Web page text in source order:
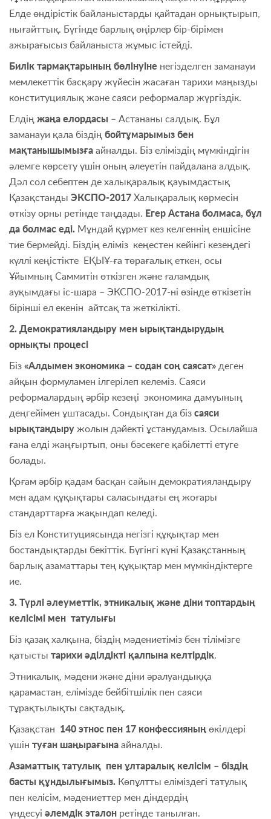
Елде өндірістік байланыстарды қайтадан орнықтырып,
нығайттық. Бүгінде барлық өңірлер бір-бірімен
ажырағысыз байланыста жұмыс істейді.
Билік тармақтарының бөлінуіне негізделген заманауи
мемлекеттік басқару жүйесін жасаған тарихи маңызды
конституциялық және саяси реформалар жүргіздік.
Елдің жаңа елордасы – Астананы салдық. Бұл
заманауи қала біздің бойтұмарымыз бен
мақтанышымызға айналды. Біз еліміздің мүмкіндігін
әлемге көрсету үшін оның әлеуетін пайдалана алдық.
Дәл сол себептен де халықаралық қауымдастық
Қазақстанды ЭКСПО-2017 Халықаралық көрмесін
өткізу орны ретінде таңдады. Егер Астана болмаса, бұл
да болмас еді. Мұндай құрмет кез келгеннің еншісіне
тие бермейді. Біздің еліміз кеңестен кейінгі кезеңдегі
күллі кеңістікте ЕҚЫҰ-ға төрағалық еткен, осы
Ұйымның Саммитін өткізген және ғаламдық
ауқымдағы іс-шара – ЭКСПО-2017-ні өзінде өткізетін
бірінші ел екенін айтсақ та жеткілікті.
2. Демократияландыру мен ырықтандырудың
орнықты процесі
Біз «Алдымен экономика – cодан соң саясат» деген
айқын формуламен ілгерілеп келеміз. Саяси
реформалардың әрбір кезеңі экономика дамуының
деңгейімен ұштасады. Сондықтан да біз саяси
ырықтандыру жолын дәйекті ұстанудамыз. Осылайша
ғана елді жаңғыртып, оны бәсекеге қабілетті етуге
болады.
Қоғам әрбір қадам басқан сайын демократияландыру
мен адам құқықтары саласындағы ең жоғары
стандарттарға жақындап келеді.
Біз ел Конституциясында негізгі құқықтар мен
бостандықтарды бекіттік. Бүгінгі күні Қазақстанның
барлық азаматтары тең құқықтар мен мүмкіндіктерге
ие.
3. Түрлі әлеуметтік, этникалық және діни топтардың
келісімі мен татулығы
Біз қазақ халқына, біздің мәдениетіміз бен тілімізге
қатысты тарихи әділдікті қалпына келтірдік.
Этникалық, мәдени және діни әралуандыққа
қарамастан, елімізде бейбітшілік пен саяси
тұрақтылықты сақтадық.
Қазақстан 140 этнос пен 17 конфессияның өкілдері
үшін туған шаңырағына айналды.
Азаматтық татулық пен ұлтаралық келісім – біздің
басты құндылығымыз. Көпұлтты еліміздегі татулық
пен келісім, мәдениеттер мен діндердің
үндесуі әлемдік эталон ретінде танылған.